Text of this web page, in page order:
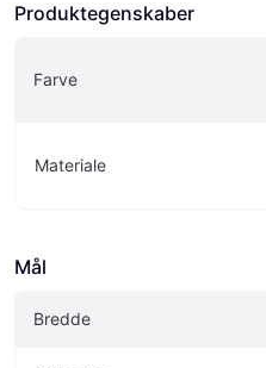
Produktegenskaber
Farve
Materiale
Mål
Bredde